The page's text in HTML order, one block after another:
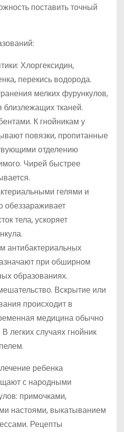
поставить точный
Хлоргексидин,
перекись водорода.
мелких фурункулов,
близлежащих тканей.
К гнойникам у
повязки, пропитанные
отделению
Чирей быстрее
гелями и
обеззараживает
тела, ускоряет
антибактериальных
при обширном
образованиях.
Вскрытие или
происходит в
медицина обычно
легких случаях гнойник
ребенка
с народными
примочками,
настоями, выкатыванием
Рецепты